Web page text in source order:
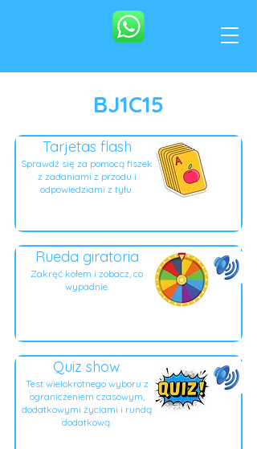
BJ1C15
Tarjetas flash
Sprawdź się za pomocą fiszek
z zadaniami z przodu i
odpowiedziami z tyłu.
Rueda giratoria
Zakręć kołem i zobacz, co
wypadnie.
Quiz show
Test wielokrotnego wyboru z
ograniczeniem czasowym,
dodatkowymi życiami i rundą
dodatkową.